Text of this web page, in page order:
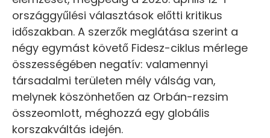
országgyűlési választások előtti kritikus
időszakban. A szerzők meglátása szerint a
négy egymást követő Fidesz-ciklus mérlege
összességében negatív: valamennyi
társadalmi területen mély válság van,
melynek köszönhetően az Orbán-rezsim
összeomlott, méghozzá egy globális
korszakváltás idején.